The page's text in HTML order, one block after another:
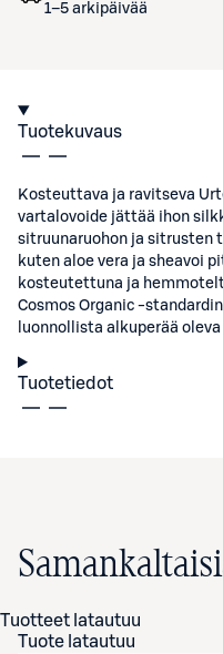
1–5 arkipäivää
Tuotekuvaus
Kosteuttava ja ravitseva
vartalovoide jättää ihon
sitruunaruohon ja sitrusten
kuten aloe vera ja sheavoi
kosteutettuna ja
Cosmos Organic -
luonnollista alkuperää
Tuotetiedot
Tuotteet latautuu
Tuote latautuu